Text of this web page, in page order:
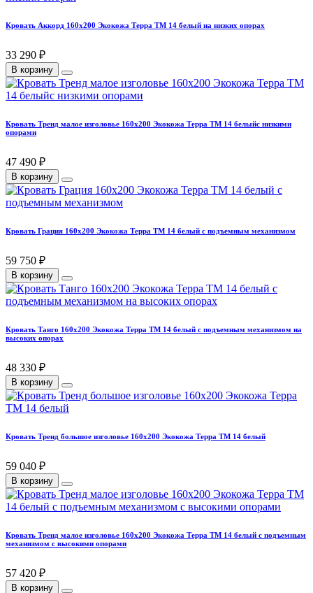
Кровать Аккорд 160х200 Экокожа Терра ТМ 14 белый на низких опорах
33 290 ₽
В корзину
Кровать Тренд малое изголовье 160х200 Экокожа Терра ТМ 14 белыйс низкими
опорами
47 490 ₽
В корзину
Кровать Грация 160х200 Экокожа Терра ТМ 14 белый с подъемным механизмом
59 750 ₽
В корзину
Кровать Танго 160х200 Экокожа Терра ТМ 14 белый с подъемным механизмом на
высоких опорах
48 330 ₽
В корзину
Кровать Тренд большое изголовье 160х200 Экокожа Терра ТМ 14 белый
59 040 ₽
В корзину
Кровать Тренд малое изголовье 160х200 Экокожа Терра ТМ 14 белый с подъемным
механизмом с высокими опорами
57 420 ₽
В корзину